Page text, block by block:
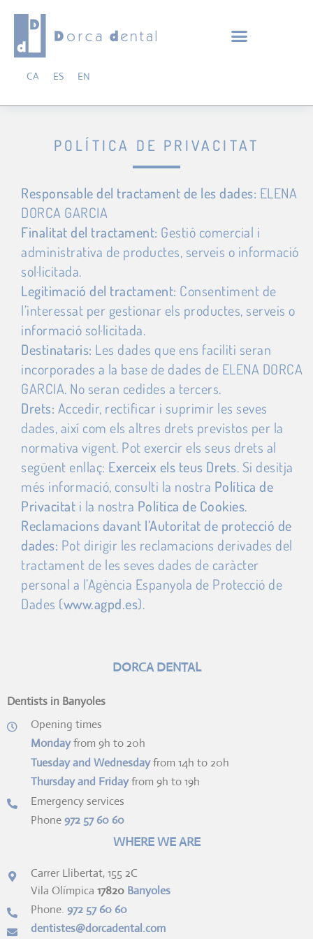
CA ES EN
POLÍTICA DE PRIVACITAT
Responsable del tractament de les dades: ELENA
DORCA GARCIA
Finalitat del tractament: Gestió comercial i
administrativa de productes, serveis o informació
sol·licitada.
Legitimació del tractament: Consentiment de
l’interessat per gestionar els productes, serveis o
informació sol·licitada.
Destinataris: Les dades que ens faciliti seran
incorporades a la base de dades de ELENA DORCA
GARCIA. No seran cedides a tercers.
Drets: Accedir, rectificar i suprimir les seves
dades, així com els altres drets previstos per la
normativa vigent. Pot exercir els seus drets al
següent enllaç: Exerceix els teus Drets. Si desitja
més informació, consulti la nostra Política de
Privacitat i la nostra Política de Cookies.
Reclamacions davant l’Autoritat de protecció de
dades: Pot dirigir les reclamacions derivades del
tractament de les seves dades de caràcter
personal a l’Agència Espanyola de Protecció de
Dades (www.agpd.es).
DORCA DENTAL
Dentists in Banyoles
Opening times
Mondayfrom 9h to 20h
Tuesday and Wednesdayfrom 14h to 20h
Thursday and Fridayfrom 9h to 19h
Emergency services
Phone972 57 60 60
WHERE WE ARE
Carrer Llibertat, 155 2C
Vila Olímpica17820 Banyoles
Phone.972 57 60 60
dentistes@dorcadental.com